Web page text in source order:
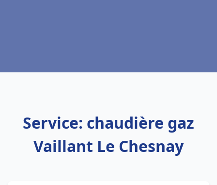
Service: chaudière gaz
Vaillant Le Chesnay